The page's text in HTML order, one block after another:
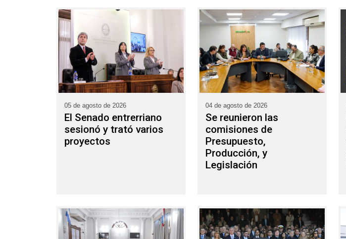
05 de agosto de 2026
El Senado entrerriano
sesionó y trató varios
proyectos
04 de agosto de 2026
Se reunieron las
comisiones de
Presupuesto,
Producción, y
Legislación